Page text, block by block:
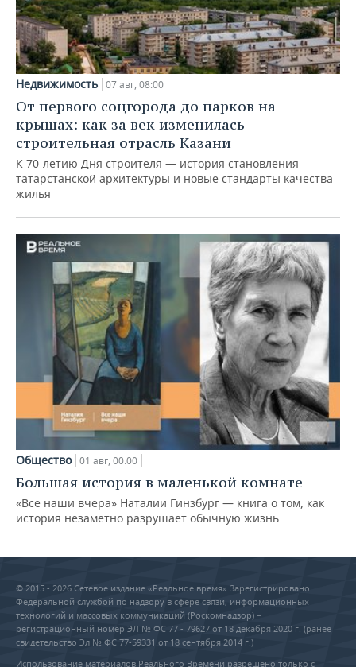
Недвижимость 07 авг, 08:00
От первого соцгорода до парков на
крышах: как за век изменилась
строительная отрасль Казани
К 70-летию Дня строителя — история становления
татарстанской архитектуры и новые стандарты качества
жилья
Общество 01 авг, 00:00
Большая история в маленькой комнате
«Все наши вчера» Наталии Гинзбург — книга о том, как
история незаметно разрушает обычную жизнь
© 2015 - 2026 Сетевое издание «Реальное время» Зарегистрировано
Федеральной службой по надзору в сфере связи, информационных
технологий и массовых коммуникаций (Роскомнадзор) –
регистрационный номер ЭЛ № ФС 77 - 79627 от 18 декабря 2020 г. (ранее
свидетельство Эл № ФС 77-59331 от 18 сентября 2014 г.)
Использование материалов Реального Времени разрешено только с